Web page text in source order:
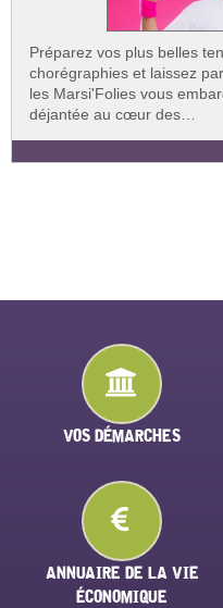
Préparez vos plus belles
chorégraphies et laissez
les Marsi'Folies vous
déjantée au cœur des…
VOS DÉMARCHES
ANNUAIRE DE LA VIE
ÉCONOMIQUE